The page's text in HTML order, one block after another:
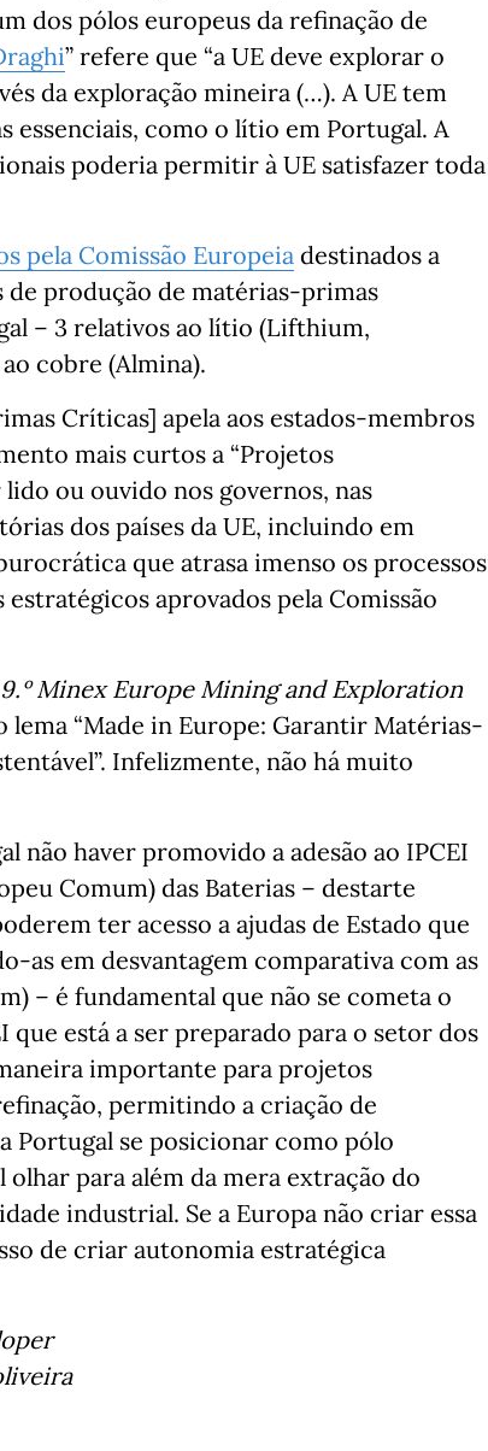
dos pólos europeus da refinação de
” refere que “a UE deve explorar o
da exploração mineira (…). A UE tem
essenciais, como o lítio em Portugal. A
poderia permitir à UE satisfazer toda
pela Comissão Europeia destinados a
de produção de matérias-primas
– 3 relativos ao lítio (Lifthium,
cobre (Almina).
Críticas] apela aos estados-membros
mais curtos a “Projetos
lido ou ouvido nos governos, nas
dos países da UE, incluindo em
que atrasa imenso os processos
aprovados pela Comissão
9.º Minex Europe Mining and Exploration
“Made in Europe: Garantir Matérias-
Infelizmente, não há muito
não haver promovido a adesão ao IPCEI
Comum) das Baterias – destarte
ter acesso a ajudas de Estado que
as em desvantagem comparativa com as
– é fundamental que não se cometa o
que está a ser preparado para o setor dos
importante para projetos
permitindo a criação de
Portugal se posicionar como pólo
para além da mera extração do
industrial. Se a Europa não criar essa
de criar autonomia estratégica